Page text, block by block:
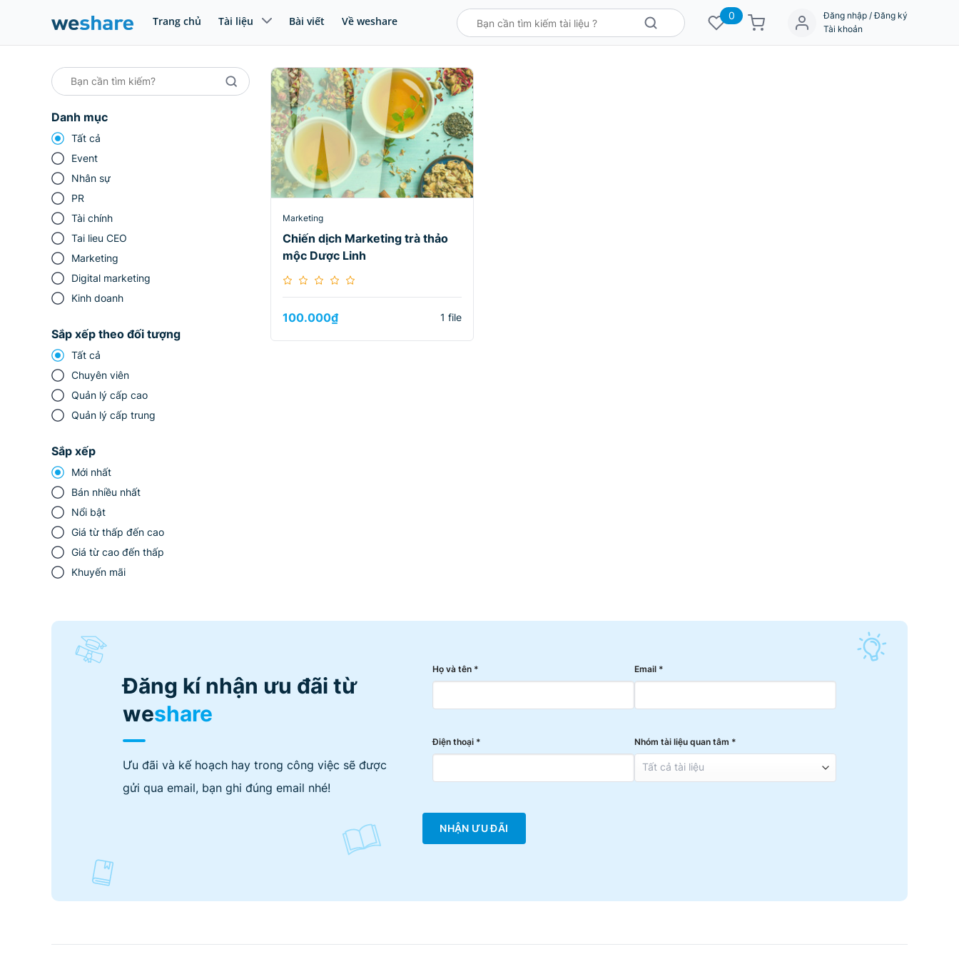
Trang chủ Tài liệu Bài viết Về weshare 0
Đăng nhập / Đăng ký
Tài khoản
Danh mục
Tất cả
Event
Nhân sự
PR
Tài chính
Tai lieu CEO
Marketing
Digital marketing
Kinh doanh
Sắp xếp theo đối tượng
Tất cả
Chuyên viên
Quản lý cấp cao
Quản lý cấp trung
Sắp xếp
Mới nhất
Bán nhiều nhất
Nổi bật
Giá từ thấp đến cao
Giá từ cao đến thấp
Khuyến mãi
Marketing
Chiến dịch Marketing trà thảo
mộc Dược Linh
100.000₫ 1 file
Đăng kí nhận ưu đãi từ
weshare
Ưu đãi và kế hoạch hay trong công việc sẽ được
gửi qua email, bạn ghi đúng email nhé!
Họ và tên * Email *
Điện thoại * Nhóm tài liệu quan tâm *
NHẬN ƯU ĐÃI